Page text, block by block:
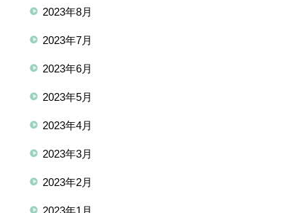
2023年8月
2023年7月
2023年6月
2023年5月
2023年4月
2023年3月
2023年2月
2023年1月